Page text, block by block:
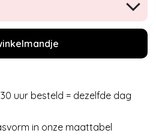
uur besteld = dezelfde dag
in onze maattabel